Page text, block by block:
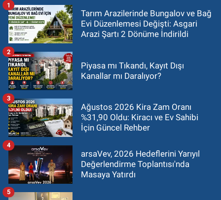
Tarım Arazilerinde Bungalov ve Bağ
Evi Düzenlemesi Değişti: Asgari
Arazi Şartı 2 Dönüme İndirildi
1
Piyasa mı Tıkandı, Kayıt Dışı
Kanallar mı Daralıyor?
2
Ağustos 2026 Kira Zam Oranı
%31,90 Oldu: Kiracı ve Ev Sahibi
İçin Güncel Rehber
3
arsaVev, 2026 Hedeflerini Yarıyıl
Değerlendirme Toplantısı'nda
Masaya Yatırdı
4
5